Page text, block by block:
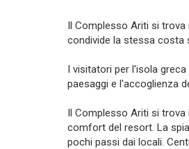
Il Complesso Ariti si trova
condivide la stessa costa
I visitatori per l'isola
paesaggi e l'accoglienza
Il Complesso Ariti si trova
comfort del resort. La
pochi passi dai locali.